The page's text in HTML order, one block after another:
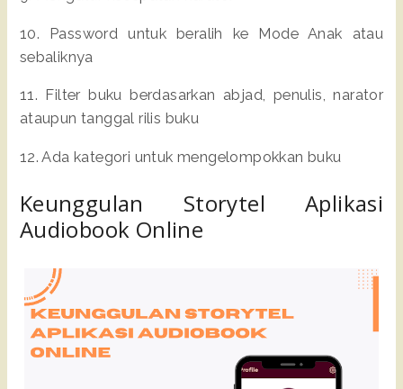
10. Password untuk beralih ke Mode Anak atau
sebaliknya
11. Filter buku berdasarkan abjad, penulis, narator
ataupun tanggal rilis buku
12. Ada kategori untuk mengelompokkan buku
Keunggulan Storytel Aplikasi
Audiobook Online